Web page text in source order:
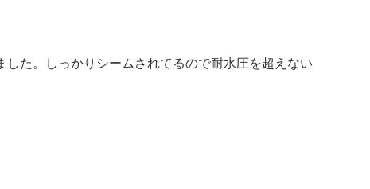
た。しっかりシームされてるので耐水圧を超えない